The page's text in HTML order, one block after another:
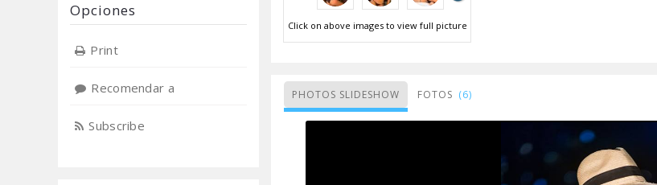
Opciones
Print
Recomendar a
Subscribe
Click on above images to view full picture
PHOTOS SLIDESHOW FOTOS (6)